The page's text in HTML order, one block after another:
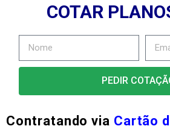
COTAR
PEDIR
Contratando via Cartão